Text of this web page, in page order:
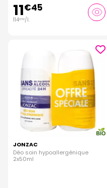
11€45
114€50/l.
JONZAC
Déo soin hypoallergénique
2x50ml